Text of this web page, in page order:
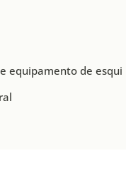
equipamento de esqui